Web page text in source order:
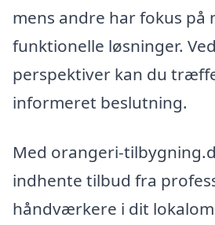
mens andre har fokus på
funktionelle løsninger.
perspektiver kan du
informeret beslutning.
Med orangeri-
indhente tilbud fra
håndværkere i dit